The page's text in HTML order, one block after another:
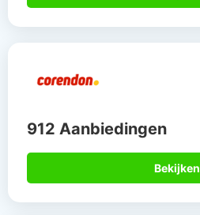
912 Aanbiedingen
Bekijken